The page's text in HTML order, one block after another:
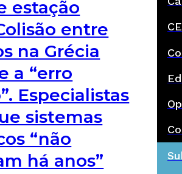
estação
entre
na Grécia
a “erro
Especialistas
sistemas
“não
há anos”